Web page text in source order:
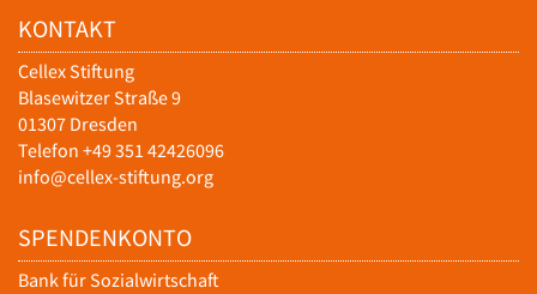
KONTAKT
Cellex Stiftung
Blasewitzer Straße 9
01307 Dresden
Telefon +49 351 42426096
info@cellex-stiftung.org
SPENDENKONTO
Bank für Sozialwirtschaft